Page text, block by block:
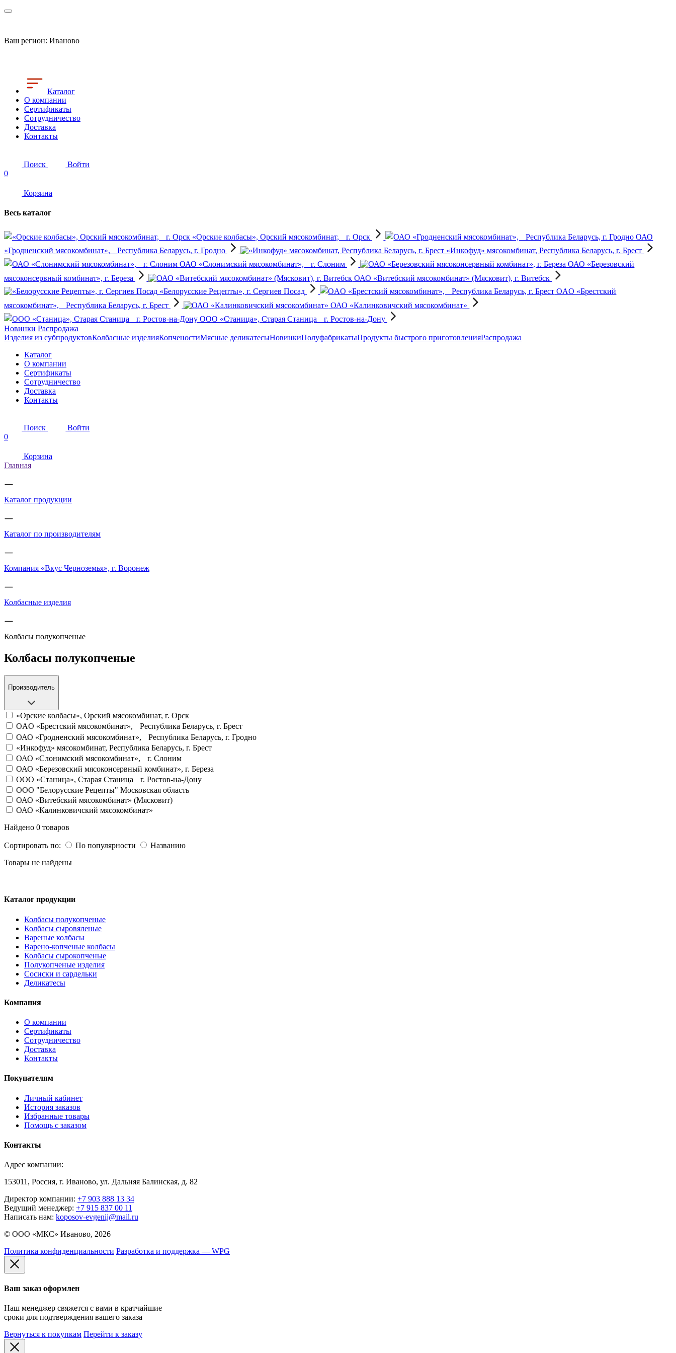
Ваш регион: Иваново
Каталог
О компании
Сертификаты
Сотрудничество
Доставка
Контакты
Поиск
Войти
0
Корзина
Весь каталог
«Орские колбасы», Орский мясокомбинат, г. Орск
ОАО
«Гродненский мясокомбинат», Республика Беларусь, г. Гродно
«Инкофуд» мясокомбинат, Республика Беларусь, г. Брест
ОАО «Слонимский мясокомбинат», г. Слоним
ОАО «Березовский
мясоконсервный комбинат», г. Береза
ОАО «Витебский мясокомбинат» (Мясковит), г. Витебск
«Белорусские Рецепты», г. Сергиев Посад
OAO «Брестский
мясокомбинат», Республика Беларусь, г. Брест
ОАО «Калинковичский мясокомбинат»
OOO «Станица», Старая Станица г. Ростов-на-Дону
Новинки Распродажа
Изделия из субпродуктовКолбасные изделияКопченостиМясные деликатесыНовинкиПолуфабрикатыПродукты быстрого приготовленияРаспродажа
Каталог
О компании
Сертификаты
Сотрудничество
Доставка
Контакты
Поиск
Войти
0
Корзина
Главная
Каталог продукции
Каталог по производителям
Компания «Вкус Черноземья», г. Воронеж
Колбасные изделия
Колбасы полукопченые
Колбасы полукопченые
Производитель
«Орские колбасы», Орский мясокомбинат, г. Орск
OAO «Брестский мясокомбинат», Республика Беларусь, г. Брест
ОАО «Гродненский мясокомбинат», Республика Беларусь, г. Гродно
«Инкофуд» мясокомбинат, Республика Беларусь, г. Брест
ОАО «Слонимский мясокомбинат», г. Слоним
ОАО «Березовский мясоконсервный комбинат», г. Береза
OOO «Станица», Старая Станица г. Ростов-на-Дону
ООО "Белорусские Рецепты" Московская область
ОАО «Витебский мясокомбинат» (Мясковит)
ОАО «Калинковичский мясокомбинат»
Найдено 0 товаров
Сортировать по: По популярности
Названию
Товары не найдены
Каталог продукции
Колбасы полукопченые
Колбасы сыровяленые
Вареные колбасы
Варено-копченые колбасы
Колбасы сырокопченые
Полукопченые изделия
Сосиски и сардельки
Деликатесы
Компания
О компании
Сертификаты
Сотрудничество
Доставка
Контакты
Покупателям
Личный кабинет
История заказов
Избранные товары
Помощь с заказом
Контакты
Адрес компании:
153011, Россия, г. Иваново, ул. Дальняя Балинская, д. 82
Директор компании: +7 903 888 13 34
Ведущий менеджер: +7 915 837 00 11
Написать нам: koposov-evgenij@mail.ru
© ООО «МКС» Иваново, 2026
Политика конфиденциальности Разработка и поддержка — WPG
Ваш заказ оформлен
Наш менеджер свяжется с вами в кратчайшие
сроки для подтверждения вашего заказа
Вернуться к покупкам Перейти к заказу